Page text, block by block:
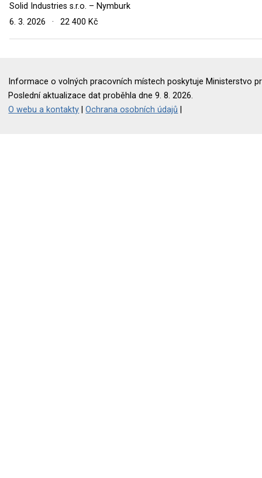
Solid Industries s.r.o. – Nymburk
6. 3. 2026
· 22 400 Kč
Informace o volných pracovních místech poskytuje Ministerstvo
Poslední aktualizace dat proběhla dne 9. 8. 2026.
O webu a kontakty |Ochrana osobních údajů